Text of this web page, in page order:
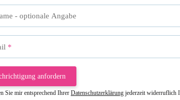
- optionale Angabe
anfordern
Sie mir entsprechend Ihrer Datenschutzerklärung jederzeit widerruflich